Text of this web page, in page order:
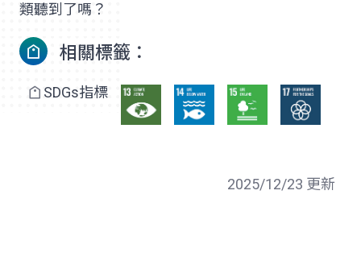
類聽到了嗎？
相關標籤：
SDGs指標
2025/12/23 更新